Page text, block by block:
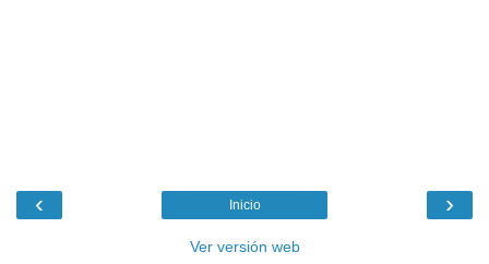
‹ ›
Inicio
Ver versión web